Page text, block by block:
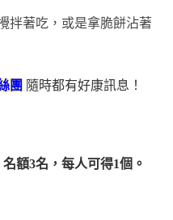
拌著吃，或是拿脆餅沾著
團 隨時都有好康訊息！
額3名，每人可得1個。